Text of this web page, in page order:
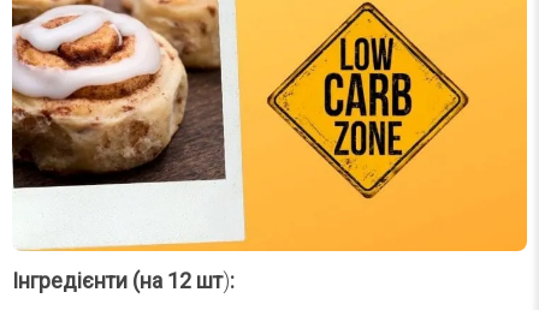
Інгредієнти (на 12 шт):